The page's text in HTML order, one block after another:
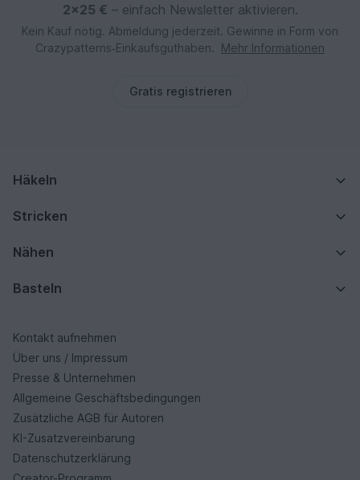
2×25 € – einfach Newsletter aktivieren.
Kein Kauf nötig. Abmeldung jederzeit. Gewinne in Form von
Crazypatterns‑Einkaufsguthaben.
Mehr Informationen
Gratis registrieren
Häkeln
Stricken
Nähen
Basteln
Kontakt aufnehmen
Über uns / Impressum
Presse & Unternehmen
Allgemeine Geschäftsbedingungen
Zusätzliche AGB für Autoren
KI-Zusatzvereinbarung
Datenschutzerklärung